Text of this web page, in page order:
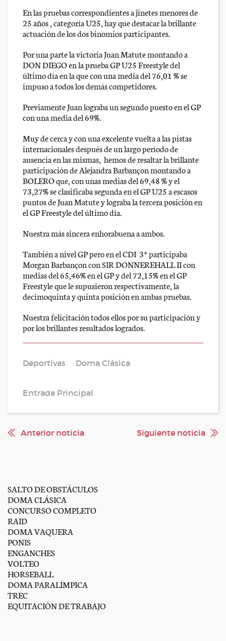
En las pruebas correspondientes a jinetes menores de
25 años , categoría U25, hay que destacar la brillante
actuación de los dos binomios participantes.
Por una parte la victoria Juan Matute montando a
DON DIEGO en la prueba GP U25 Freestyle del
último día en la que con una media del 76,01 % se
impuso a todos los demás competidores.
Previamente Juan lograba un segundo puesto en el GP
con una media del 69%.
Muy de cerca y con una excelente vuelta a las pistas
internacionales después de un largo período de
ausencia en las mismas, hemos de resaltar la brillante
participación de Alejandra Barbançon montando a
BOLERO que, con unas medias del 69,48 % y el
73,27% se clasificaba segunda en el GP U25 a escasos
puntos de Juan Matute y lograba la tercera posición en
el GP Freestyle del último día.
Nuestra más sincera enhorabuena a ambos.
También a nivel GP pero en el CDI 3* participaba
Morgan Barbançon con SIR DONNEREHALL II con
medias del 65,46% en el GP y del 72,15% en el GP
Freestyle que le supusieron respectivamente, la
decimoquinta y quinta posición en ambas pruebas.
Nuestra felicitación todos ellos por su participación y
por los brillantes resultados logrados.
Deportivas Doma Clásica
Entrada Principal
Anterior noticia Siguiente noticia
SALTO DE OBSTÁCULOS
DOMA CLÁSICA
CONCURSO COMPLETO
RAID
DOMA VAQUERA
PONIS
ENGANCHES
VOLTEO
HORSEBALL
DOMA PARALÍMPICA
TREC
EQUITACIÓN DE TRABAJO